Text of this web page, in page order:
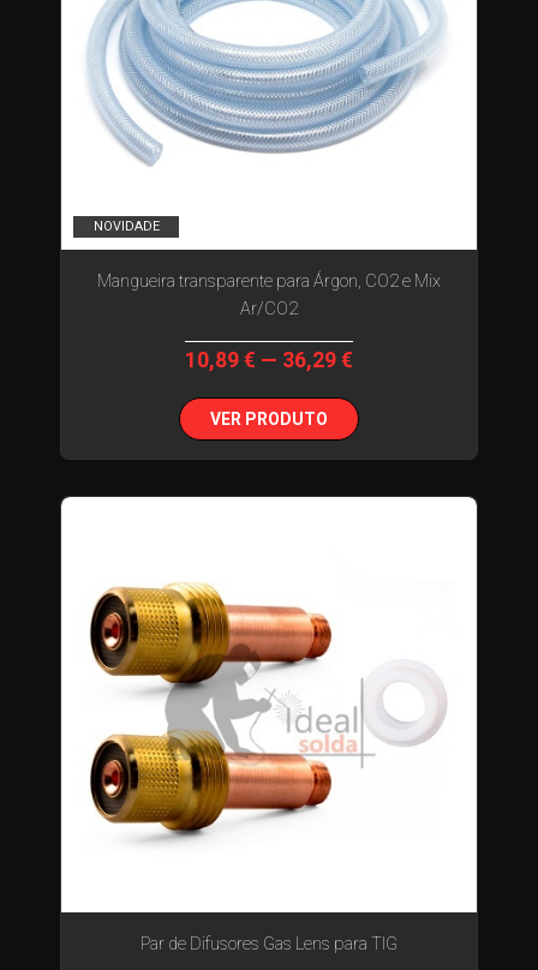
NOVIDADE
Mangueira transparente para Árgon, CO2 e Mix
Ar/CO2
10,89 € — 36,29 €
VER PRODUTO
Par de Difusores Gas Lens para TIG